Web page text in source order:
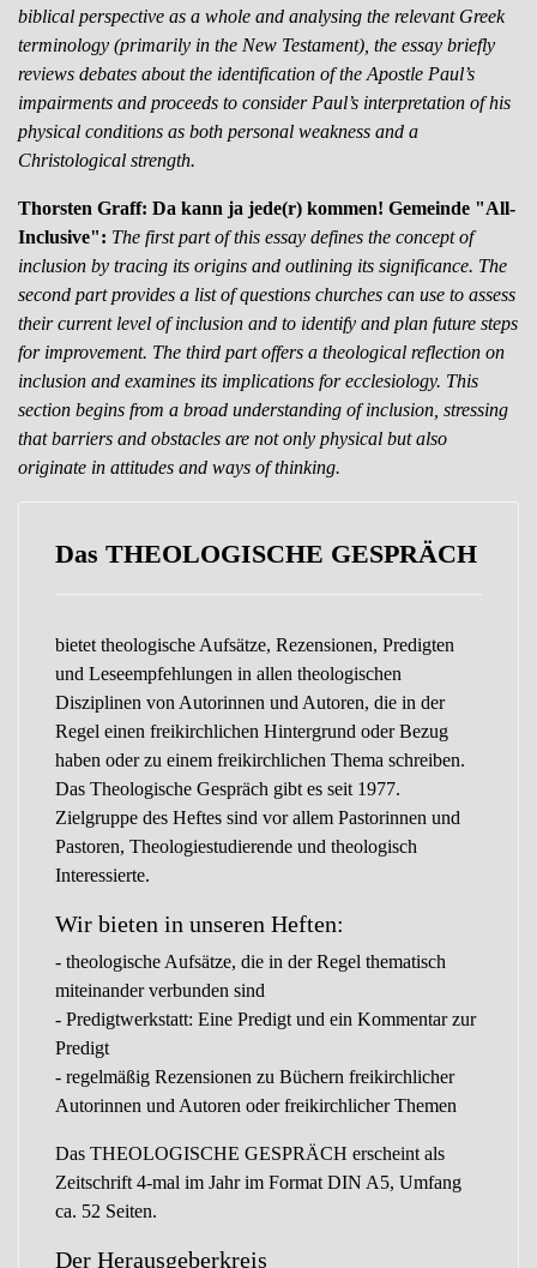
biblical perspective as a whole and analysing the relevant Greek
terminology (primarily in the New Testament), the essay briefly
reviews debates about the identification of the Apostle Paul’s
impairments and proceeds to consider Paul’s interpretation of his
physical conditions as both personal weakness and a
Christological strength.
Thorsten Graff: Da kann ja jede(r) kommen! Gemeinde "All-
Inclusive": The first part of this essay defines the concept of
inclusion by tracing its origins and outlining its significance. The
second part provides a list of questions churches can use to assess
their current level of inclusion and to identify and plan future steps
for improvement. The third part offers a theological reflection on
inclusion and examines its implications for ecclesiology. This
section begins from a broad understanding of inclusion, stressing
that barriers and obstacles are not only physical but also
originate in attitudes and ways of thinking.
Das THEOLOGISCHE GESPRÄCH
bietet theologische Aufsätze, Rezensionen, Predigten
und Leseempfehlungen in allen theologischen
Disziplinen von Autorinnen und Autoren, die in der
Regel einen freikirchlichen Hintergrund oder Bezug
haben oder zu einem freikirchlichen Thema schreiben.
Das Theologische Gespräch gibt es seit 1977.
Zielgruppe des Heftes sind vor allem Pastorinnen und
Pastoren, Theologiestudierende und theologisch
Interessierte.
Wir bieten in unseren Heften:
- theologische Aufsätze, die in der Regel thematisch
miteinander verbunden sind
- Predigtwerkstatt: Eine Predigt und ein Kommentar zur
Predigt
- regelmäßig Rezensionen zu Büchern freikirchlicher
Autorinnen und Autoren oder freikirchlicher Themen
Das THEOLOGISCHE GESPRÄCH erscheint als
Zeitschrift 4-mal im Jahr im Format DIN A5, Umfang
ca. 52 Seiten.
Der Herausgeberkreis